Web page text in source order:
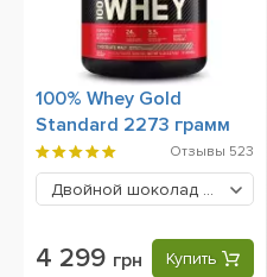
100% Whey Gold
Standard 2273 грамм
Отзывы 523
Двойной шоколад
4299 грн
4 299 грн Купить